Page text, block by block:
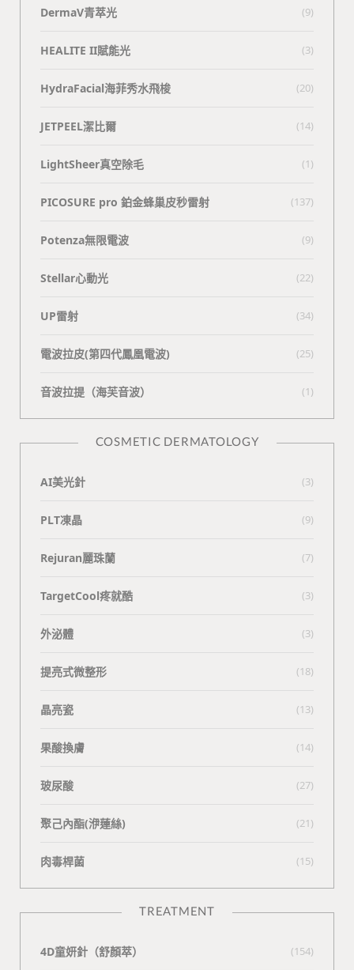
DermaV青萃光 (9)
HEALITE II賦能光 (3)
HydraFacial海菲秀水飛梭 (20)
JETPEEL潔比爾 (14)
LightSheer真空除毛 (1)
PICOSURE pro 鉑金蜂巢皮秒雷射 (137)
Potenza無限電波 (9)
Stellar心動光 (22)
UP雷射 (34)
電波拉皮(第四代鳳凰電波) (25)
⾳波拉提（海芙⾳波） (1)
COSMETIC DERMATOLOGY
AI美光針 (3)
PLT凍晶 (9)
Rejuran麗珠蘭 (7)
TargetCool疼就酷 (3)
外泌體 (3)
提亮式微整形 (18)
晶亮瓷 (13)
果酸換膚 (14)
玻尿酸 (27)
聚己內酯(洢蓮絲) (21)
肉毒桿菌 (15)
TREATMENT
4D童妍針（舒顏萃） (154)